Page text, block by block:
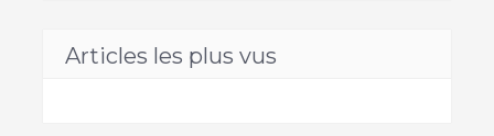
Articles les plus vus